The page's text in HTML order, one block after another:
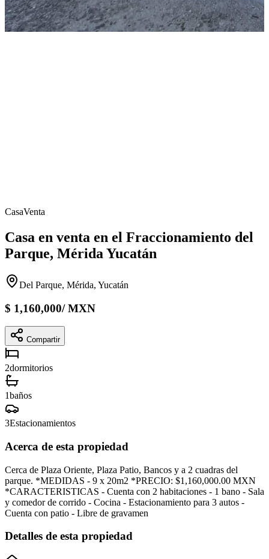
CasaVenta
Casa en venta en el Fraccionamiento del
Parque, Mérida Yucatán
Del Parque, Mérida, Yucatán
$ 1,160,000/MXN
Compartir
2dormitorios
1baños
3Estacionamientos
Acerca de esta propiedad
Cerca de Plaza Oriente, Plaza Patio, Bancos y a 2 cuadras del
parque. *MEDIDAS - 9 x 20m2 *PRECIO: $1,160,000.00 MXN
*CARACTERISTICAS - Cuenta con 2 habitaciones - 1 bano - Sala
y comedor de corrido - Cocina - Estacionamiento para 3 autos -
Cuenta con patio - Libre de gravamen
Detalles de esta propiedad